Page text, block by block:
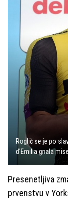
Roglič se je po
d'Emilia gnala
Presenetljiva
prvenstvu v